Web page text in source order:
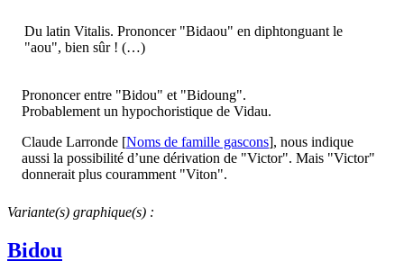
Du latin Vitalis. Prononcer "Bidaou" en diphtonguant le
"aou", bien sûr ! (…)
Prononcer entre "Bidou" et "Bidoung".
Probablement un hypochoristique de Vidau.
Claude Larronde [Noms de famille gascons], nous indique
aussi la possibilité d’une dérivation de "Victor". Mais "Victor"
donnerait plus couramment "Viton".
Variante(s) graphique(s) :
Bidou